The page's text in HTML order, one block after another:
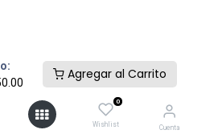
Agregar al Carrito
0
Wishlist Cuenta
Comprar ahora
deseos